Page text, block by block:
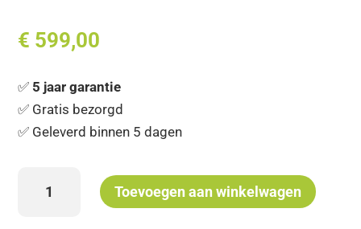
€ 599,00
✅ 5 jaar garantie
✅ Gratis bezorgd
✅ Geleverd binnen 5 dagen
Toevoegen aan winkelwagen